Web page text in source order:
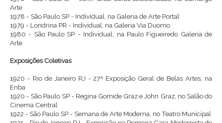
Arte
1978 - São Paulo SP - Individual, na Galeria de Arte Portal
1979 - Londrina PR - Individual, na Galeria Via Duomo
1980 - São Paulo SP - Individual, na Paulo Figueiredo Galeria de
Arte
Exposições Coletivas
1920 - Rio de Janeiro RJ - 27ª Exposição Geral de Belas Artes, na
Enba
1920 - São Paulo SP - Regina Gomide Graz e John Graz, no Salão do
Cinema Central
1922 - São Paulo SP - Semana de Arte Moderna, no Teatro Municipal